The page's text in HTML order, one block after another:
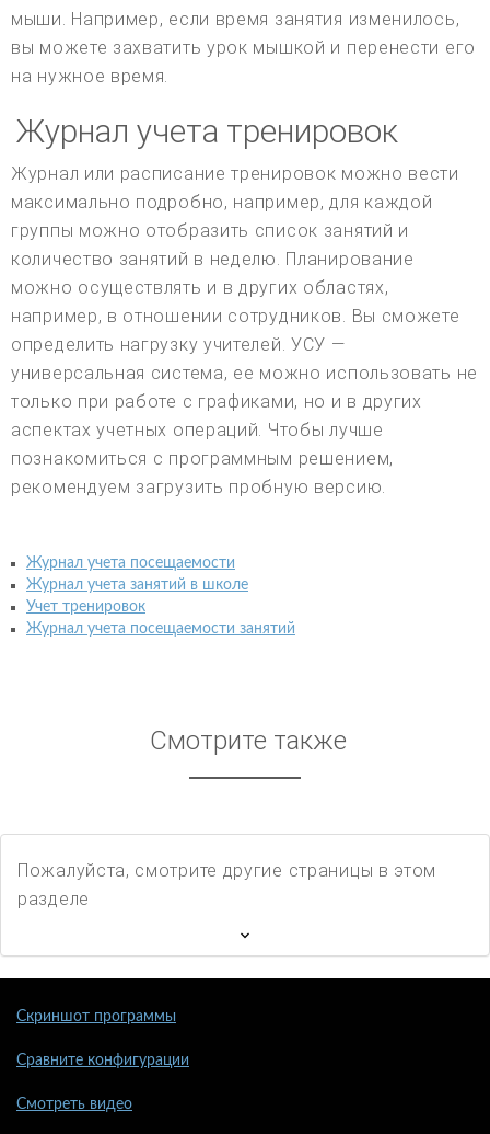
мыши. Например, если время занятия изменилось,
вы можете захватить урок мышкой и перенести его
на нужное время.
Журнал учета тренировок
Журнал или расписание тренировок можно вести
максимально подробно, например, для каждой
группы можно отобразить список занятий и
количество занятий в неделю. Планирование
можно осуществлять и в других областях,
например, в отношении сотрудников. Вы сможете
определить нагрузку учителей. УСУ —
универсальная система, ее можно использовать не
только при работе с графиками, но и в других
аспектах учетных операций. Чтобы лучше
познакомиться с программным решением,
рекомендуем загрузить пробную версию.
Журнал учета посещаемости
Журнал учета занятий в школе
Учет тренировок
Журнал учета посещаемости занятий
Смотрите также
Пожалуйста, смотрите другие страницы в этом
разделе
Скриншот программы
Сравните конфигурации
Смотреть видео